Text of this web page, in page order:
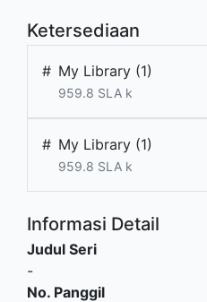
Ketersediaan
# My Library (1)
959.8 SLA k
# My Library (1)
959.8 SLA k
Informasi Detail
Judul Seri
-
No. Panggil